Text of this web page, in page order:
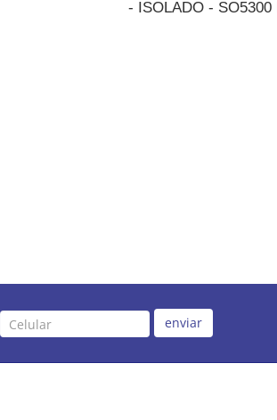
- ISOLADO - SO5300
enviar